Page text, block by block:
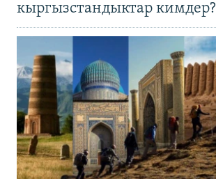
кыргызстандыктар кимдер?